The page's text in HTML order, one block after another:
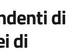
di
di